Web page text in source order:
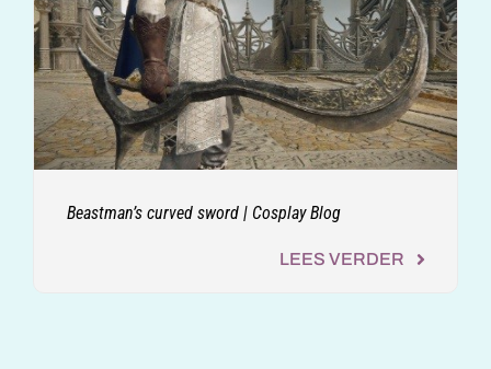
Beastman’s curved sword | Cosplay Blog
LEES VERDER